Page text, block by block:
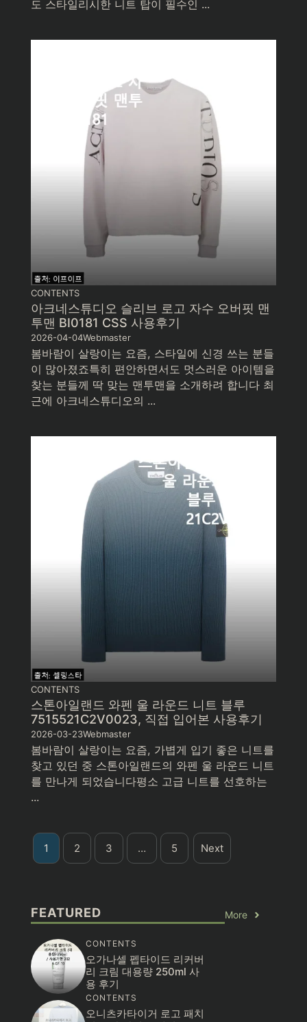
도 스타일리시한 니트 탑이 필수인 ...
CONTENTS
아크네스튜디오 슬리브 로고 자수 오버핏 맨
투맨 BI0181 CSS 사용후기
2026-04-04Webmaster
봄바람이 살랑이는 요즘, 스타일에 신경 쓰는 분들
이 많아졌죠특히 편안하면서도 멋스러운 아이템을
찾는 분들께 딱 맞는 맨투맨을 소개하려 합니다 최
근에 아크네스튜디오의 ...
CONTENTS
스톤아일랜드 와펜 울 라운드 니트 블루
7515521C2V0023, 직접 입어본 사용후기
2026-03-23Webmaster
봄바람이 살랑이는 요즘, 가볍게 입기 좋은 니트를
찾고 있던 중 스톤아일랜드의 와펜 울 라운드 니트
를 만나게 되었습니다평소 고급 니트를 선호하는
...
1 2 3 … 5 Next
FEATURED More
CONTENTS
오가나셀 펩타이드 리커버
리 크림 대용량 250ml 사
용 후기
CONTENTS
오니츠카타이거 로고 패치